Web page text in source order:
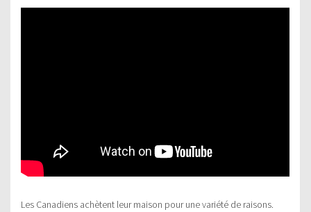
Les Canadiens achètent leur maison pour une variété de raisons.